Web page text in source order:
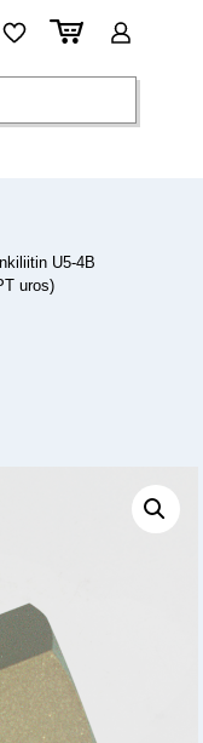
U5-4B
uros)